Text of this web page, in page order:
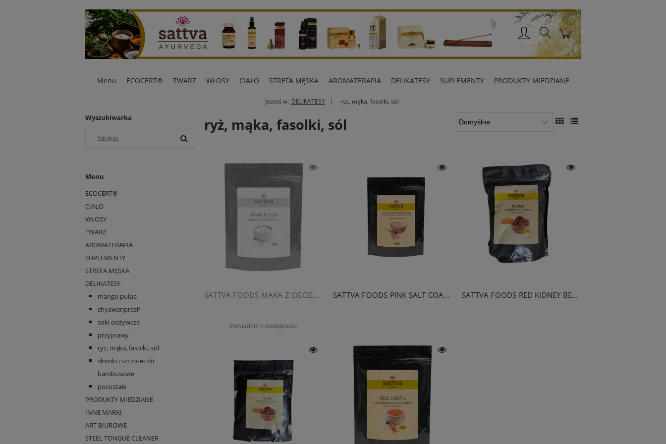
Menu ECOCERT® TWARZ WŁOSY CIAŁO STREFA MĘSKA AROMATERAPIA DELIKATESY SUPLEMENTY PRODUKTY MIEDZIANE
Jesteś w: DELIKATESY ryż, mąka, fasolki, sól
Wyszukiwarka
Menu
ECOCERT®
CIAŁO
WŁOSY
TWARZ
AROMATERAPIA
SUPLEMENTY
STREFA MĘSKA
DELIKATESY
mango pulpa
chyawanprash
soki odżywcze
przyprawy
ryż, mąka, fasolki, sól
słomki i szczoteczki
bambusowe
pozostałe
PRODUKTY MIEDZIANE
INNE MARKI
ART BIUROWE
STEEL TONGUE CLEANER
ryż, mąka, fasolki, sól
SATTVA FOODS MĄKA Z CIECIERZYCY 500G
Powiadom o dostępności
SATTVA FOODS PINK SALT COARSE 500G SATTVA FOODS RED KIDNEY BEANS 1KG